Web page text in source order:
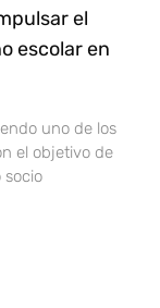
el
escolar en
uno de los
el objetivo de
socio